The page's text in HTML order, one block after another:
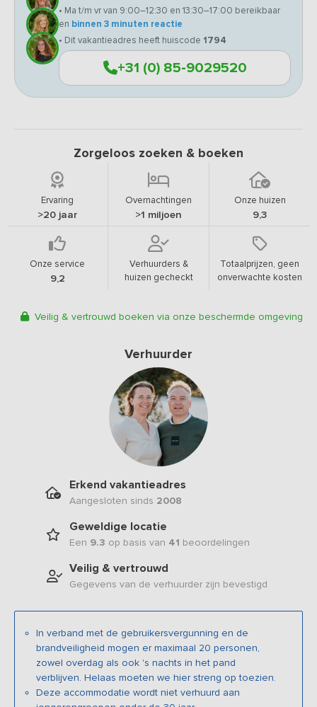
• Ma t/m vr van 9:00–12:30 en 13:30–17:00 bereikbaar
en binnen 3 minuten reactie
• Dit vakantieadres heeft huiscode 1794
+31 (0) 85-9029520
Zorgeloos zoeken & boeken
Ervaring
>20 jaar
Overnachtingen
>1 miljoen
Onze huizen
9,3
Onze service
9,2
Verhuurders &
huizen gecheckt
Totaalprijzen, geen
onverwachte kosten
Veilig & vertrouwd boeken via onze beschermde omgeving
Verhuurder
Erkend vakantieadres
Aangesloten sinds 2008
Geweldige locatie
Een 9.3 op basis van 41 beoordelingen
Veilig & vertrouwd
Gegevens van de verhuurder zijn bevestigd
In verband met de gebruikersvergunning en de
brandveiligheid mogen er maximaal 20 personen,
zowel overdag als ook 's nachts in het pand
verblijven. Helaas moeten we hier streng op toezien.
Deze accommodatie wordt niet verhuurd aan